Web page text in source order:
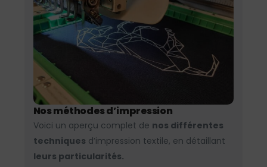
Nos méthodes d’impression
Voici un aperçu complet de nos différentes
techniques d’impression textile, en détaillant
leurs particularités.